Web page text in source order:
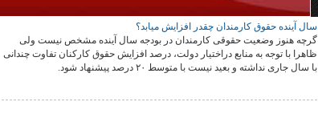
سال آینده حقوق کارمندان چقدر افزایش میابد؟
گرچه هنوز وضعیت حقوقی کارمندان در بودجه سال آینده مشخص نیست ولی
ظاهرا با توجه به منابع دراختیار دولت، درصد افزایش حقوق کارکنان تفاوت چندانی
با سال جاری نداشته و بعید نیست با متوسط ۲۰ درصد پیشنهاد شود.